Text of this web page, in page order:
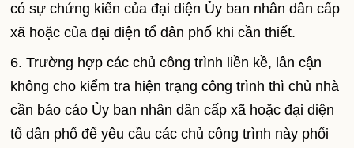
có sự chứng kiến của đại diện Ủy ban nhân dân cấp
xã hoặc của đại diện tổ dân phố khi cần thiết.
6. Trường hợp các chủ công trình liền kề, lân cận
không cho kiểm tra hiện trạng công trình thì chủ nhà
cần báo cáo Ủy ban nhân dân cấp xã hoặc đại diện
tổ dân phố để yêu cầu các chủ công trình này phối